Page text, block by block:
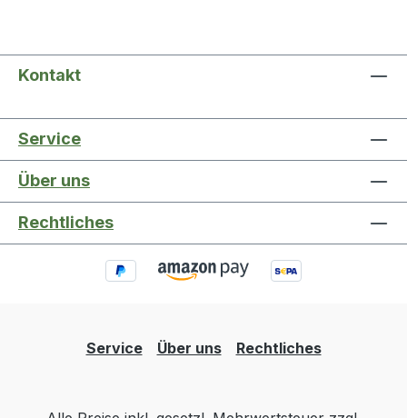
Kontakt
Service
Über uns
Rechtliches
Service Über uns Rechtliches